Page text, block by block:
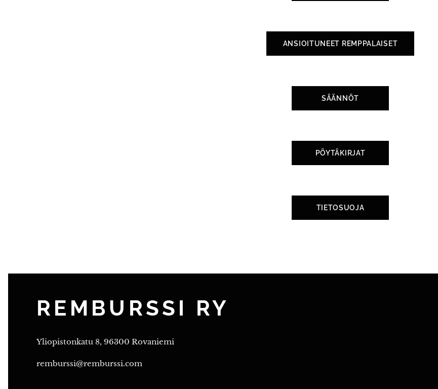
ANSIOITUNEET REMPPALAISET
SÄÄNNÖT
PÖYTÄKIRJAT
TIETOSUOJA
REMBURSSI RY
Yliopistonkatu 8, 96300 Rovaniemi
remburssi@remburssi.com